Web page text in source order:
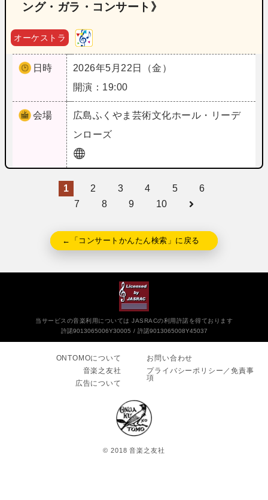
ング・ガラ・コンサート》
オーケストラ
日時
2026年5月22日（金）
開演：19:00
会場 広島ふくやま芸術文化ホール・リーデ
ンローズ
1 2 3 4 5
6
7
8 9 10
←「コンサートかんたん検索」に戻る
当サービスの音楽利用については JASRACの利用許諾を得ております
許諾9013065006Y30005
許諾9013065008Y45037
ONTOMOについて
音楽之友社
広告について
お問い合わせ
プライバシーポリシー／免責事
項
© 2018 音楽之友社